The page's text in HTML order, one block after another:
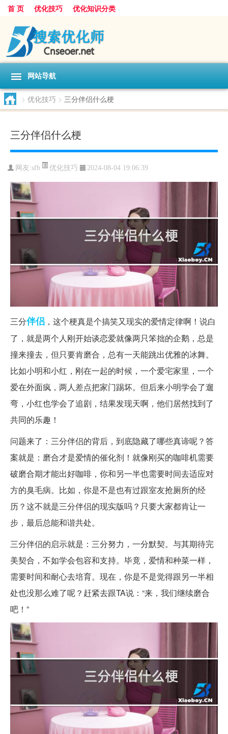
首 页 优化技巧 优化知识分类
网站导航
> 优化技巧 > 三分伴侣什么梗
三分伴侣什么梗
网友:sfb 优化技巧 2024-08-04 19:06:39
三分伴侣 ，这个梗真是个搞笑又现实的爱情定律啊！说白
了，就是两个人刚开始谈恋爱就像两只笨拙的企鹅，总是
撞来撞去，但只要肯磨合，总有一天能跳出优雅的冰舞。
比如小明和小红，刚在一起的时候，一个爱宅家里，一个
爱在外面疯，两人差点把家门踢坏。但后来小明学会了遛
弯，小红也学会了追剧，结果发现天啊，他们居然找到了
共同的乐趣！
问题来了：三分伴侣的背后，到底隐藏了哪些真谛呢？答
案就是：磨合才是爱情的催化剂！就像刚买的咖啡机需要
破磨合期才能出好咖啡，你和另一半也需要时间去适应对
方的臭毛病。比如，你是不是也有过跟室友抢厕所的经
历？这不就是三分伴侣的现实版吗？只要大家都肯让一
步，最后总能和谐共处。
三分伴侣的启示就是：三分努力，一分默契。与其期待完
美契合，不如学会包容和支持。毕竟，爱情和种菜一样，
需要时间和耐心去培育。现在，你是不是觉得跟另一半相
处也没那么难了呢？赶紧去跟TA说：“来，我们继续磨合
吧！”